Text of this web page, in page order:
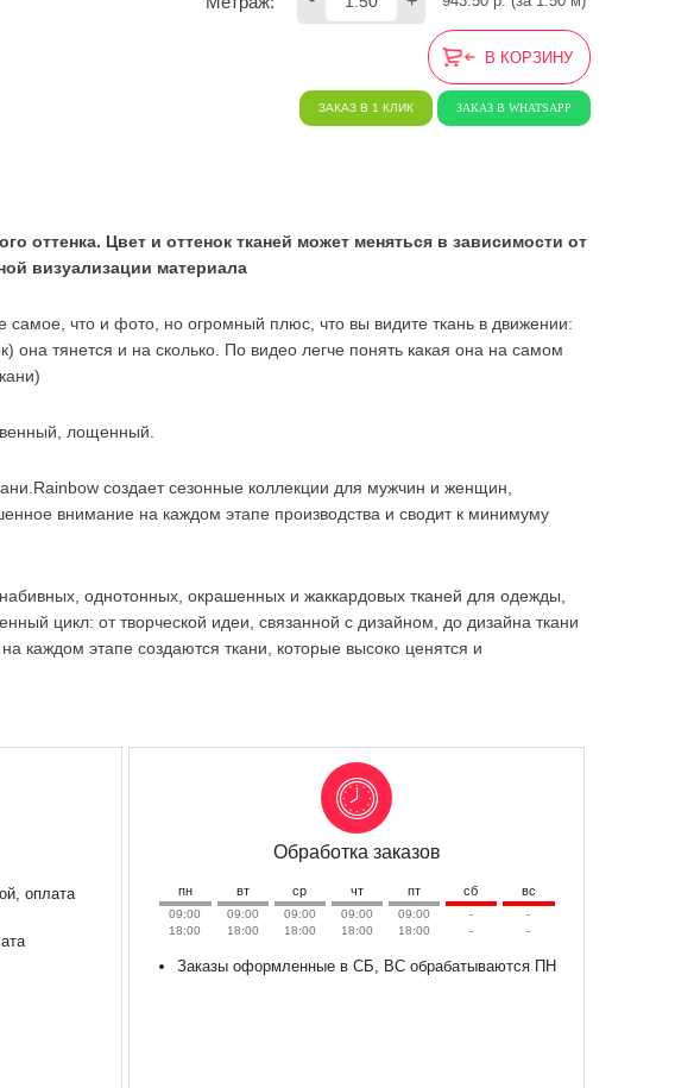
В КОРЗИНУ
ЗАКАЗ В 1 КЛИК ЗАКАЗ В WHATSAPP
оттенка. Цвет и оттенок тканей может меняться в зависимости от
визуализации материала
самое, что и фото, но огромный плюс, что вы видите ткань в движении:
она тянется и на сколько. По видео легче понять какая она на самом
лощенный.
создает сезонные коллекции для мужчин и женщин,
внимание на каждом этапе производства и сводит к минимуму
однотонных, окрашенных и жаккардовых тканей для одежды,
цикл: от творческой идеи, связанной с дизайном, до дизайна ткани
каждом этапе создаются ткани, которые высоко ценятся и
оплата
Обработка заказов
пн вт ср чт пт сб вс
09:00
18:00
09:00
18:00
09:00
18:00
09:00
18:00
09:00
18:00
-
-
-
-
Заказы оформленные в СБ, ВС обрабатываются ПН